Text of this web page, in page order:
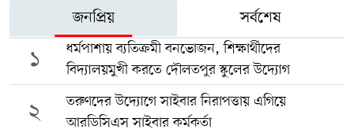
জনপ্রিয় সর্বশেষ
১
ধর্মপাশায় ব্যতিক্রমী বনভোজন, শিক্ষার্থীদের
বিদ্যালয়মুখী করতে দৌলতপুর স্কুলের উদ্যোগ
২
তরুণদের উদ্যোগে সাইবার নিরাপত্তায় এগিয়ে
আরডিসিএস সাইবার কর্মকর্তা